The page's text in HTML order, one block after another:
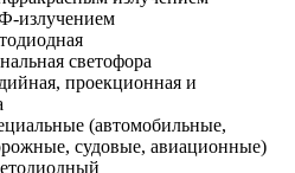
излучением
светофора
проекционная и
(автомобильные,
судовые, авиационные)